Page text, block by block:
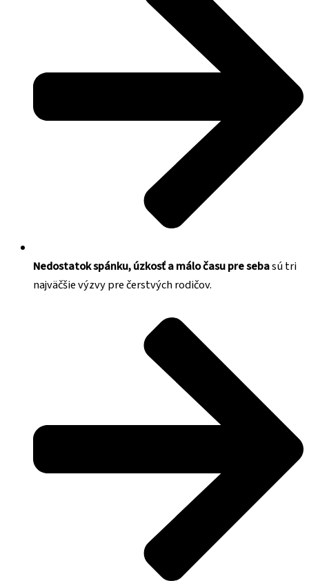
Nedostatok spánku, úzkosť a málo času pre sebasú tri
najväčšie výzvy pre čerstvých rodičov.